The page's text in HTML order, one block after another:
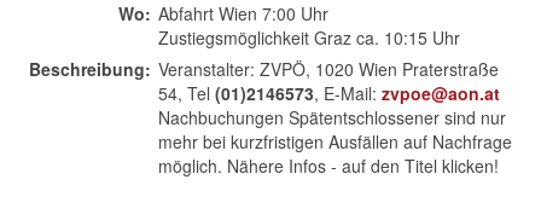
Wo: Abfahrt Wien 7:00 Uhr
Zustiegsmöglichkeit Graz ca. 10:15 Uhr
Beschreibung: Veranstalter: ZVPÖ, 1020 Wien Praterstraße
54, Tel (01)2146573, E-Mail: zvpoe@aon.at
Nachbuchungen Spätentschlossener sind nur
mehr bei kurzfristigen Ausfällen auf Nachfrage
möglich. Nähere Infos - auf den Titel klicken!